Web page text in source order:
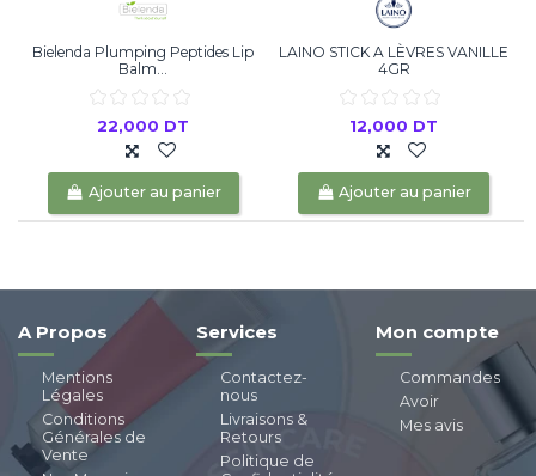
Bielenda Plumping Peptides Lip
Balm...
22,000 DT
Ajouter au panier
LAINO STICK A LÈVRES VANILLE
4GR
12,000 DT
Ajouter au panier
A Propos
Mentions
Légales
Conditions
Générales de
Vente
Services
Contactez-
nous
Livraisons &
Retours
Politique de
Mon compte
Commandes
Avoir
Mes avis